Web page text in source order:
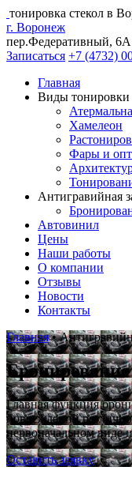
тонировка стекол в
г. Воронеж
пер.Федеративный, 6А
Записаться +7 (4732)
Главная
Виды тонировки
Хамелеон
Фары и
Антигравийная
Автовинил
Цены
Наши работы
О компании
Отзывы
Новости
Контакты
Главная•
Главная функция
повреждений
первоначальном виде
Оставить заявку